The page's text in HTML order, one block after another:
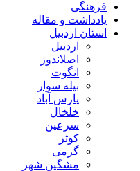
فرهنگی
یادداشت و مقاله
استان اردبیل
اردبیل
اصلاندوز
انگوت
بیله سوار
پارس آباد
خلخال
سرعین
کوثر
گرمی
مشگین شهر